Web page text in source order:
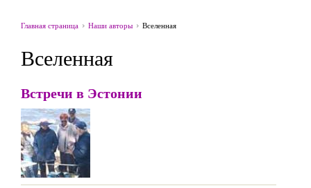
Главная страница Наши авторы Вселенная
Вселенная
Встречи в Эстонии